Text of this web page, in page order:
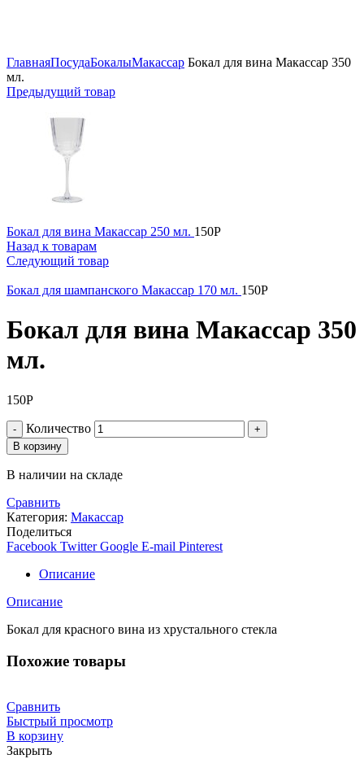
ГлавнаяПосудаБокалыМакассар Бокал для вина Макассар 350
мл.
Предыдущий товар
Бокал для вина Макассар 250 мл. 150Р
Назад к товарам
Следующий товар
Бокал для шампанского Макассар 170 мл. 150Р
Бокал для вина Макассар 350
мл.
150Р
Количество
В корзину
В наличии на складе
Сравнить
Категория: Макассар
Поделиться
Facebook Twitter Google E-mail Pinterest
Описание
Описание
Бокал для красного вина из хрустального стекла
Похожие товары
Сравнить
Быстрый просмотр
В корзину
Закрыть